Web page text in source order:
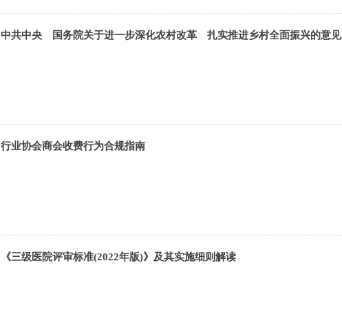
中共中央 国务院关于进一步深化农村改革 扎实推进乡村全面振兴的意见
行业协会商会收费行为合规指南
《三级医院评审标准(2022年版)》及其实施细则解读